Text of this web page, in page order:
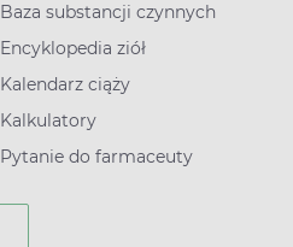
Baza substancji czynnych
Encyklopedia ziół
Kalendarz ciąży
Kalkulatory
Pytanie do farmaceuty